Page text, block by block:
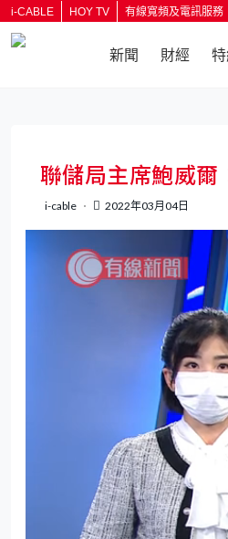
i-CABLE HOY TV 有線寬頻及電訊服務
新聞 財經
聯儲局主席鮑威爾
i-cable 2022年03月04日